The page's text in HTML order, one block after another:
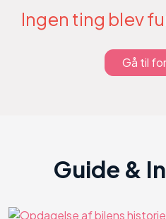
Ingen ting blev
Gå til
Guide &